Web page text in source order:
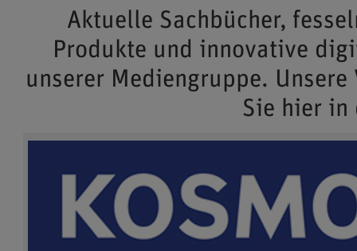
Aktuelle Sachbücher,
Produkte und innovative
unserer Mediengruppe.
Sie hier in